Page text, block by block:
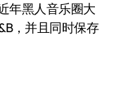
年黑人音乐圈大
，并且同时保存